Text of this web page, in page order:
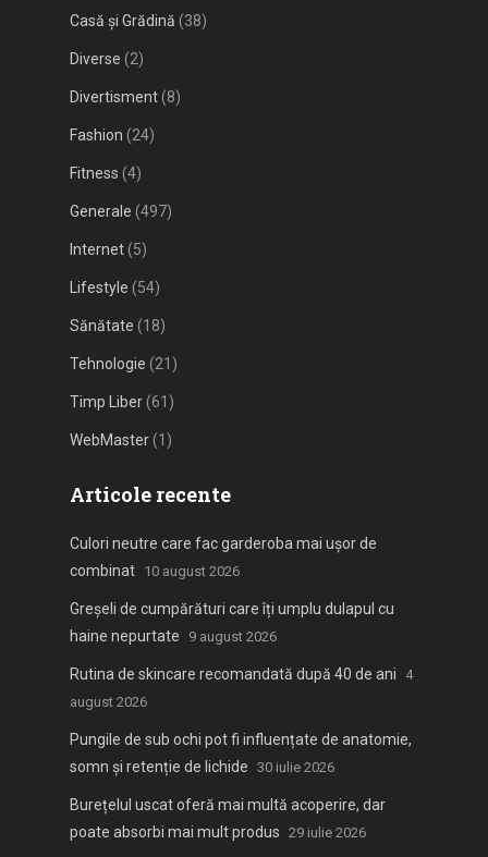
Casă și Grădină (38)
Diverse (2)
Divertisment(8)
Fashion (24)
Fitness (4)
Generale (497)
Internet(5)
Lifestyle (54)
Sănătate (18)
Tehnologie (21)
Timp Liber(61)
WebMaster(1)
Articole recente
Culori neutre care fac garderoba mai ușor de
combinat 10 august 2026
Greșeli de cumpărături care îți umplu dulapul cu
haine nepurtate
9 august 2026
Rutina de skincare recomandată după 40 de ani
4
august 2026
Pungile de sub ochi pot fi influențate de anatomie,
somn și retenție de lichide 30 iulie 2026
Burețelul uscat oferă mai multă acoperire, dar
poate absorbi mai mult produs 29 iulie 2026